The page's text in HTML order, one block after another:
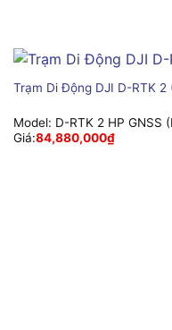
Trạm Di Động DJI D-RTK 2
Model: D-RTK 2 HP GNSS
Giá:84,880,000₫